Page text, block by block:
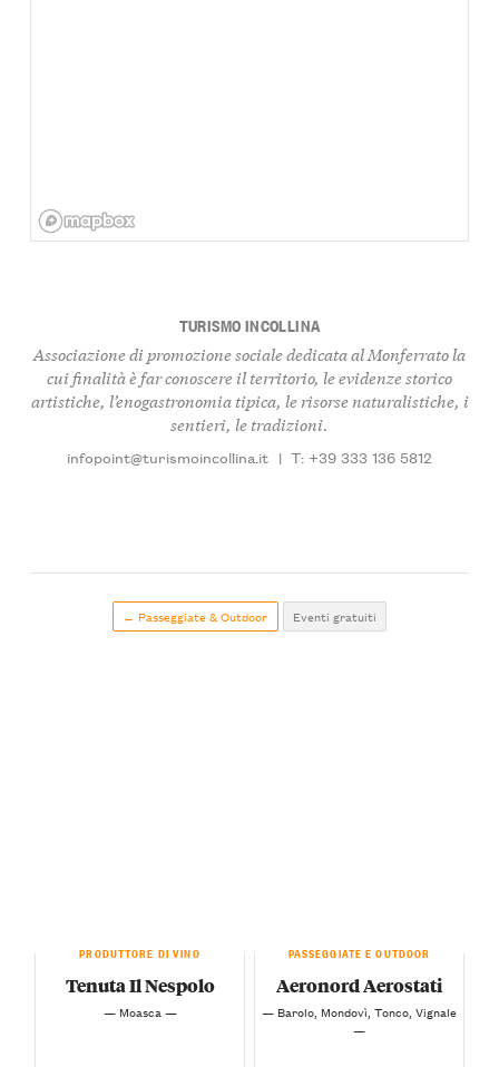
TURISMO INCOLLINA
Associazione di promozione sociale dedicata al Monferrato la
cui finalità è far conoscere il territorio, le evidenze storico
artistiche, l’enogastronomia tipica, le risorse naturalistiche, i
sentieri, le tradizioni.
infopoint@turismoincollina.it | T: +39 333 136 5812
← Passeggiate & Outdoor Eventi gratuiti
PRODUTTORE DI VINO
Tenuta Il Nespolo
— Moasca —
PASSEGGIATE E OUTDOOR
Aeronord Aerostati
— Barolo, Mondovì, Tonco, Vignale
—